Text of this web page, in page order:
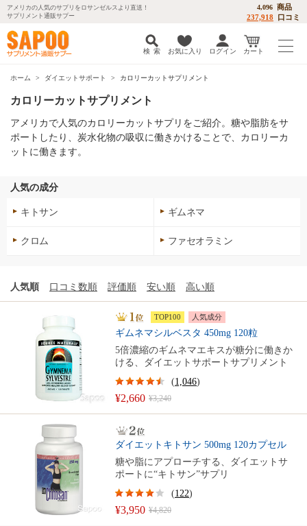
アメリカの人気のサプリをロサンゼルスより直送！
サプリメント通販サプー
4,096 商品
237,918 口コミ
検 索 お気に入り ログイン カート
ホーム ダイエットサポート カロリーカットサプリメント
カロリーカットサプリメント
アメリカで人気のカロリーカットサプリをご紹介。糖や脂肪をサ
ポートしたり、炭水化物の吸収に働きかけることで、カロリーカ
ットに働きます。
人気の成分
キトサン ギムネマ
クロム ファセオラミン
人気順 口コミ数順 評価順 安い順 高い順
TOP100 人気成分
ギムネマシルベスタ 450mg 120粒
5倍濃縮のギムネマエキスが糖分に働きか
ける、ダイエットサポートサプリメント
¥2,660 ¥3,240
(1,046)
ダイエットキトサン 500mg 120カプセル
糖や脂にアプローチする、ダイエットサ
ポートに“キトサン”サプリ
¥3,950 ¥4,820
(122)